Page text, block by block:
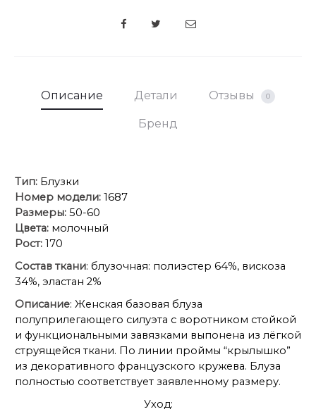
SHARE
Описание Детали Отзывы 0
Бренд
Тип: Блузки
Номер модели: 1687
Размеры: 50-60
Цвета: молочный
Рост: 170
Состав ткани: блузочная: полиэстер 64%, вискоза
34%, эластан 2%
Описание: Женская базовая блуза
полуприлегающего силуэта с воротником стойкой
и функциональными завязками выпонена из лёгкой
струящейся ткани. По линии проймы “крылышко”
из декоративного французского кружева. Блуза
полностью соответствует заявленному размеру.
Уход: